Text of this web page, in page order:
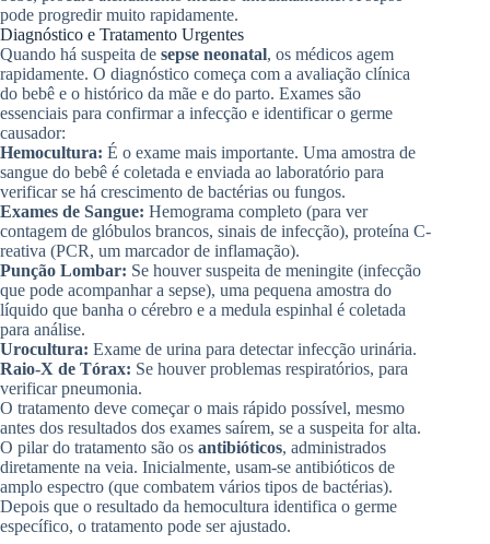
pode progredir muito rapidamente.
Diagnóstico e Tratamento Urgentes
Quando há suspeita de sepse neonatal, os médicos agem
rapidamente. O diagnóstico começa com a avaliação clínica
do bebê e o histórico da mãe e do parto. Exames são
essenciais para confirmar a infecção e identificar o germe
causador:
Hemocultura: É o exame mais importante. Uma amostra de
sangue do bebê é coletada e enviada ao laboratório para
verificar se há crescimento de bactérias ou fungos.
Exames de Sangue: Hemograma completo (para ver
contagem de glóbulos brancos, sinais de infecção), proteína C-
reativa (PCR, um marcador de inflamação).
Punção Lombar: Se houver suspeita de meningite (infecção
que pode acompanhar a sepse), uma pequena amostra do
líquido que banha o cérebro e a medula espinhal é coletada
para análise.
Urocultura: Exame de urina para detectar infecção urinária.
Raio-X de Tórax: Se houver problemas respiratórios, para
verificar pneumonia.
O tratamento deve começar o mais rápido possível, mesmo
antes dos resultados dos exames saírem, se a suspeita for alta.
O pilar do tratamento são os antibióticos, administrados
diretamente na veia. Inicialmente, usam-se antibióticos de
amplo espectro (que combatem vários tipos de bactérias).
Depois que o resultado da hemocultura identifica o germe
específico, o tratamento pode ser ajustado.